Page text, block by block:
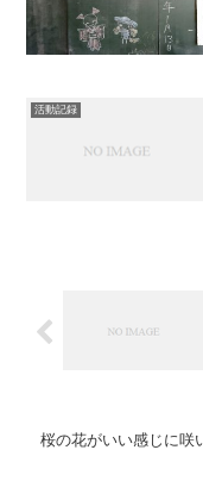
活動記録
桜の花がいい感じに咲